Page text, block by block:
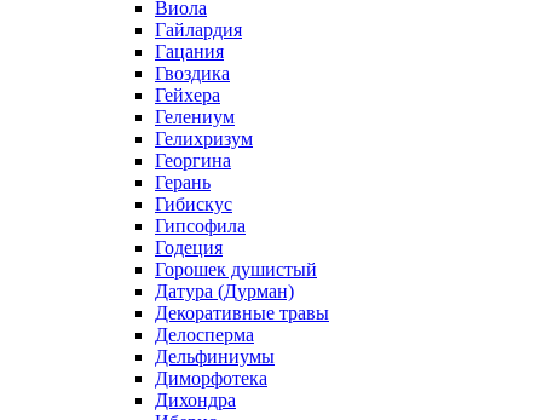
Виола
Гайлардия
Гацания
Гвоздика
Гейхера
Гелениум
Гелихризум
Георгина
Герань
Гибискус
Гипсофила
Годеция
Горошек душистый
Датура (Дурман)
Декоративные травы
Делосперма
Дельфиниумы
Диморфотека
Дихондра